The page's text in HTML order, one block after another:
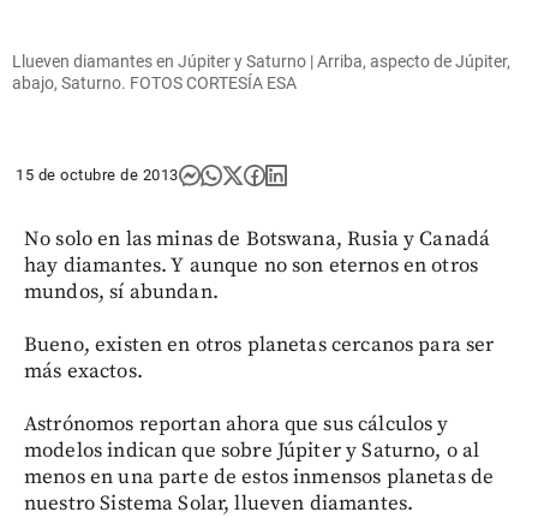
Llueven diamantes en Júpiter y Saturno | Arriba, aspecto de Júpiter,
abajo, Saturno. FOTOS CORTESÍA ESA
15 de octubre de 2013
No solo en las minas de Botswana, Rusia y Canadá
hay diamantes. Y aunque no son eternos en otros
mundos, sí abundan.
Bueno, existen en otros planetas cercanos para ser
más exactos.
Astrónomos reportan ahora que sus cálculos y
modelos indican que sobre Júpiter y Saturno, o al
menos en una parte de estos inmensos planetas de
nuestro Sistema Solar, llueven diamantes.